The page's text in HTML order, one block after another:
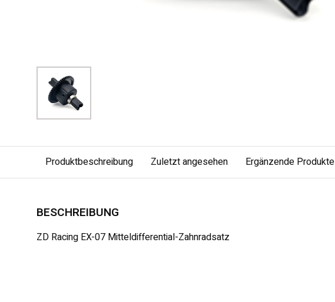
Produktbeschreibung Zuletzt angesehen Ergänzende Produkte
BESCHREIBUNG
ZD Racing EX-07 Mitteldifferential-Zahnradsatz